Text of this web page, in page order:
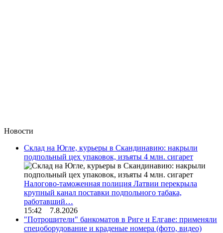
Новости
Склад на Югле, курьеры в Скандинавию: накрыли
подпольный цех упаковок, изъяты 4 млн. сигарет
Налогово-таможенная полиция Латвии перекрыла
крупный канал поставки подпольного табака,
работавший…
15:42 7.8.2026
"Потрошители" банкоматов в Риге и Елгаве: применяли
спецоборудование и краденые номера (фото, видео)